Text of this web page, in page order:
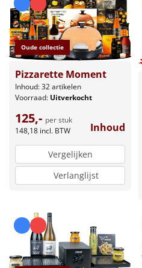
Oude collectie
Pizzarette Moment
Inhoud: 32 artikelen
Voorraad: Uitverkocht
125,- per stuk
148,18 incl. BTW Inhoud
Vergelijken
Verlanglijst